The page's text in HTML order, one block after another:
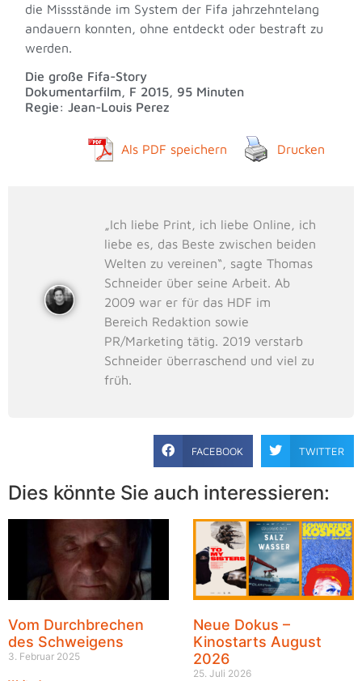
die Missstände im System der Fifa jahrzehntelang
andauern konnten, ohne entdeckt oder bestraft zu
werden.
Die große Fifa-Story
Dokumentarfilm, F 2015, 95 Minuten
Regie: Jean-Louis Perez
Als PDF speichern Drucken
„Ich liebe Print, ich liebe Online, ich
liebe es, das Beste zwischen beiden
Welten zu vereinen“, sagte Thomas
Schneider über seine Arbeit. Ab
2009 war er für das HDF im
Bereich Redaktion sowie
PR/Marketing tätig. 2019 verstarb
Schneider überraschend und viel zu
früh.
FACEBOOK TWITTER
Dies könnte Sie auch interessieren:
Vom Durchbrechen
des Schweigens
3. Februar 2025
Neue Dokus –
Kinostarts August
2026
25. Juli 2026